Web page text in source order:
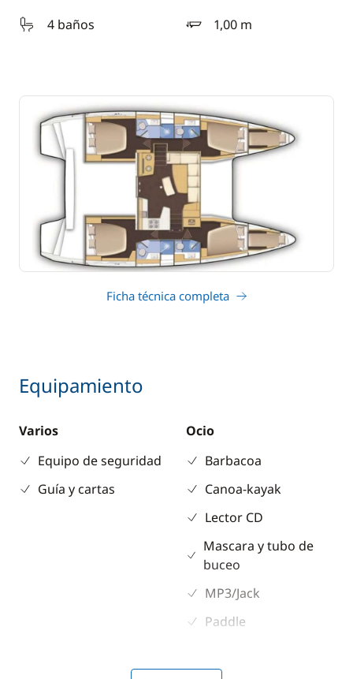
4 baños
1,00 m
calado
Ficha técnica completa
Equipamiento
Varios
Equipo de seguridad
Guía y cartas
Ocio
Barbacoa
Canoa-kayak
Lector CD
Mascara y tubo de
buceo
MP3/Jack
Paddle
Cubierta